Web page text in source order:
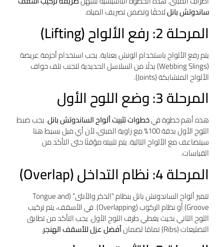
ساندوتش بانللاحقًا وتضمن تصريف المياه.
المرحلة 2: رفع الألواح (Lifting)
يتم رفع الألواح باستخدام الونش بعناية. يجب استخدام أحزمة عريضة
(Webbing Slings) بدلًا من السلاسل الحديدية لتجنب تلف حواف
الألواح المتشابكة (Joints).
المرحلة 3: وضع اللوح الأول
هذه أهم خطوة فيخطوات تثبيت ألواح الساندوتش بانل. يجب ضبط
اللوح الأول بدقة 100% مع زاوية المبنى، لأن أي ميل بسيط هنا
سيتضاعف مع الألواح التالية. يتم تثبيته مؤقتًا حتى التأكد من
القياسات.
المرحلة 4: نظام التداخل (Overlap)
تتميز ألواح الساندوتش بانل بنظام “الذكر والأنثى” (Tongue and
Groove) أو نظام الركوب (Overlapping). في الأسقف، يتم تركيب
اللوح الثاني بحيث يغطي طرف اللوح الأول. يجب التأكد من تطابق
التضليعات (Ribs) تمامًا لضمان أفضل عزل للأسقف الهنجر.